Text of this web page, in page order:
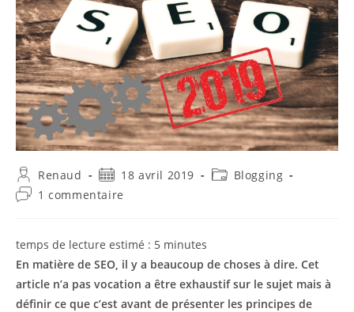
Auteur/autrice
de
la
Renaud
Publication
publiée :
18 avril 2019
PostBlogging
Commentaires
publication :
1 commentaire
temps de lecture estimé : 5 minutes
En matière de SEO, il y a beaucoup de choses à dire. Cet
article n’a pas vocation a être exhaustif sur le sujet mais à
définir ce que c’est avant de présenter les principes de